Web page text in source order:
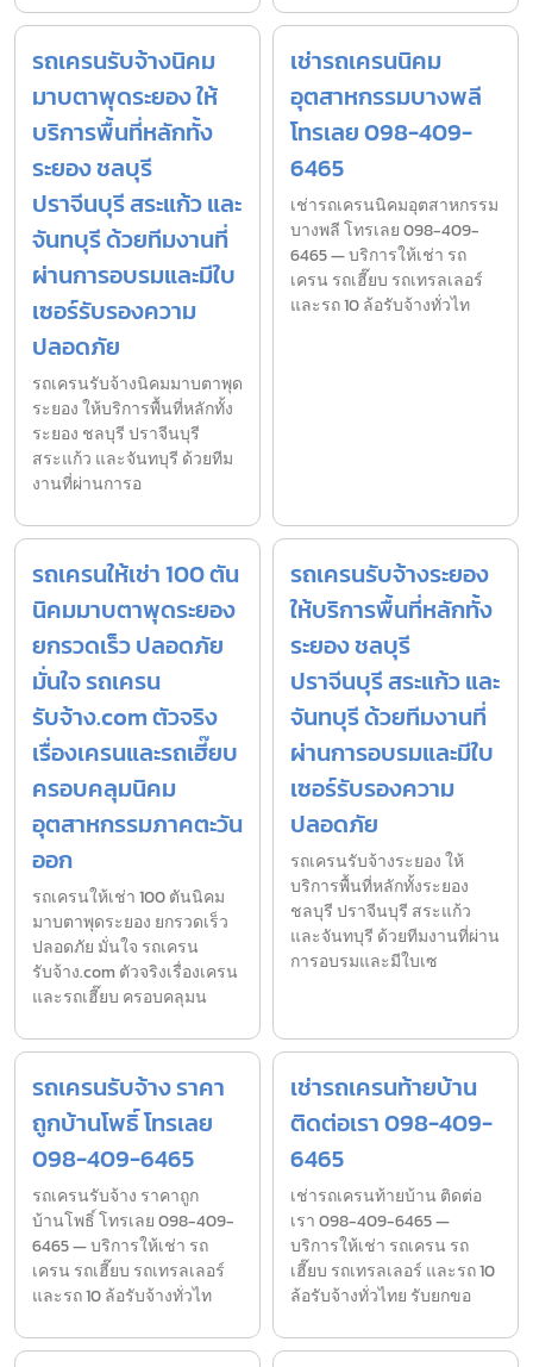
รถเครนรับจ้างนิคม
มาบตาพุดระยอง ให้
บริการพื้นที่หลักทั้ง
ระยอง ชลบุรี
ปราจีนบุรี สระแก้ว และ
จันทบุรี ด้วยทีมงานที่
ผ่านการอบรมและมีใบ
เซอร์รับรองความ
ปลอดภัย
รถเครนรับจ้างนิคมมาบตาพุด
ระยอง ให้บริการพื้นที่หลักทั้ง
ระยอง ชลบุรี ปราจีนบุรี
สระแก้ว และจันทบุรี ด้วยทีม
งานที่ผ่านการอ
เช่ารถเครนนิคม
อุตสาหกรรมบางพลี
โทรเลย 098-409-
6465
เช่ารถเครนนิคมอุตสาหกรรม
บางพลี โทรเลย 098-409-
6465 — บริการให้เช่า รถ
เครน รถเฮี๊ยบ รถเทรลเลอร์
และรถ 10 ล้อรับจ้างทั่วไท
รถเครนให้เช่า 100 ตัน
นิคมมาบตาพุดระยอง
ยกรวดเร็ว ปลอดภัย
มั่นใจ รถเครน
รับจ้าง.com ตัวจริง
เรื่องเครนและรถเฮี๊ยบ
ครอบคลุมนิคม
อุตสาหกรรมภาคตะวัน
ออก
รถเครนให้เช่า 100 ตันนิคม
มาบตาพุดระยอง ยกรวดเร็ว
ปลอดภัย มั่นใจ รถเครน
รับจ้าง.com ตัวจริงเรื่องเครน
และรถเฮี๊ยบ ครอบคลุมน
รถเครนรับจ้างระยอง
ให้บริการพื้นที่หลักทั้ง
ระยอง ชลบุรี
ปราจีนบุรี สระแก้ว และ
จันทบุรี ด้วยทีมงานที่
ผ่านการอบรมและมีใบ
เซอร์รับรองความ
ปลอดภัย
รถเครนรับจ้างระยอง ให้
บริการพื้นที่หลักทั้งระยอง
ชลบุรี ปราจีนบุรี สระแก้ว
และจันทบุรี ด้วยทีมงานที่ผ่าน
การอบรมและมีใบเซ
รถเครนรับจ้าง ราคา
ถูกบ้านโพธิ์ โทรเลย
098-409-6465
รถเครนรับจ้าง ราคาถูก
บ้านโพธิ์ โทรเลย 098-409-
6465 — บริการให้เช่า รถ
เครน รถเฮี๊ยบ รถเทรลเลอร์
และรถ 10 ล้อรับจ้างทั่วไท
เช่ารถเครนท้ายบ้าน
ติดต่อเรา 098-409-
6465
เช่ารถเครนท้ายบ้าน ติดต่อ
เรา 098-409-6465 —
บริการให้เช่า รถเครน รถ
เฮี๊ยบ รถเทรลเลอร์ และรถ 10
ล้อรับจ้างทั่วไทย รับยกขอ